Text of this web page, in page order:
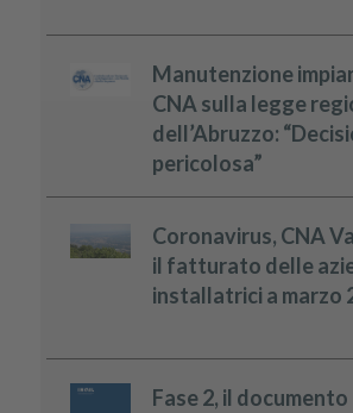
Manutenzione
CNA sulla legge
dell’Abruzzo:
pericolosa”
Coronavirus, CNA
il fatturato delle
installatrici a marzo
Fase 2, il